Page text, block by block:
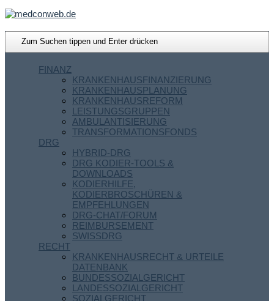
FINANZ
KRANKENHAUSFINANZIERUNG
KRANKENHAUSPLANUNG
KRANKENHAUSREFORM
LEISTUNGSGRUPPEN
AMBULANTISIERUNG
TRANSFORMATIONSFONDS
DRG
HYBRID-DRG
DRG KODIER-TOOLS &
DOWNLOADS
KODIERHILFE,
KODIERBROSCHÜREN &
EMPFEHLUNGEN
DRG-CHAT/FORUM
REIMBURSEMENT
SWISSDRG
RECHT
KRANKENHAUSRECHT & URTEILE
DATENBANK
BUNDESSOZIALGERICHT
LANDESSOZIALGERICHT
SOZIALGERICHT